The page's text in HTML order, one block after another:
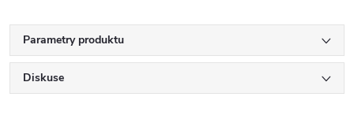
Parametry produktu
Diskuse